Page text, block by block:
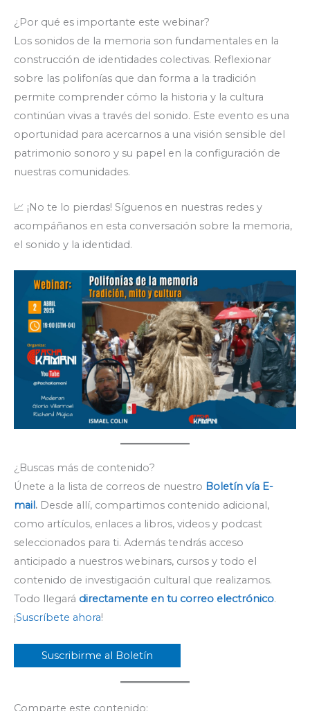
¿Por qué es importante este webinar?
Los sonidos de la memoria son fundamentales en la
construcción de identidades colectivas. Reflexionar
sobre las polifonías que dan forma a la tradición
permite comprender cómo la historia y la cultura
continúan vivas a través del sonido. Este evento es una
oportunidad para acercarnos a una visión sensible del
patrimonio sonoro y su papel en la configuración de
nuestras comunidades.
📈 ¡No te lo pierdas! Síguenos en nuestras redes y
acompáñanos en esta conversación sobre la memoria,
el sonido y la identidad.
¿Buscas más de contenido?
Únete a la lista de correos de nuestro Boletín vía E-
mail . Desde allí, compartimos contenido adicional,
como artículos, enlaces a libros, videos y podcast
seleccionados para ti. Además tendrás acceso
anticipado a nuestros webinars, cursos y todo el
contenido de investigación cultural que realizamos.
Todo llegará directamente en tu correo electrónico.
¡Suscríbete ahora!
Suscribirme al Boletín
Comparte este contenido: